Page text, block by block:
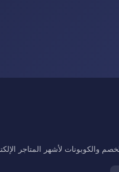
والكوبونات لأشهر المتاجر